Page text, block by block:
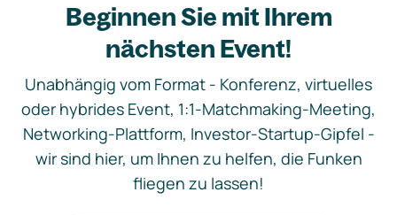
Beginnen Sie mit Ihrem
nächsten Event!
Unabhängig vom Format - Konferenz, virtuelles
oder hybrides Event, 1:1-Matchmaking-Meeting,
Networking-Plattform, Investor-Startup-Gipfel -
wir sind hier, um Ihnen zu helfen, die Funken
fliegen zu lassen!